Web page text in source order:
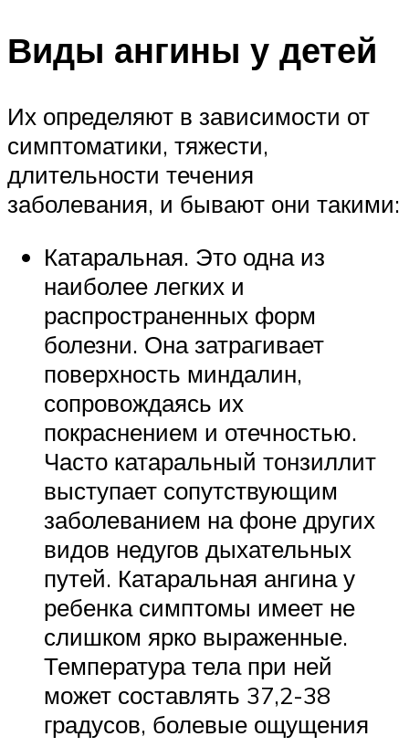
Виды ангины у детей
Их определяют в зависимости от
симптоматики, тяжести,
длительности течения
заболевания, и бывают они такими:
Катаральная. Это одна из
наиболее легких и
распространенных форм
болезни. Она затрагивает
поверхность миндалин,
сопровождаясь их
покраснением и отечностью.
Часто катаральный тонзиллит
выступает сопутствующим
заболеванием на фоне других
видов недугов дыхательных
путей. Катаральная ангина у
ребенка симптомы имеет не
слишком ярко выраженные.
Температура тела при ней
может составлять 37,2-38
градусов, болевые ощущения